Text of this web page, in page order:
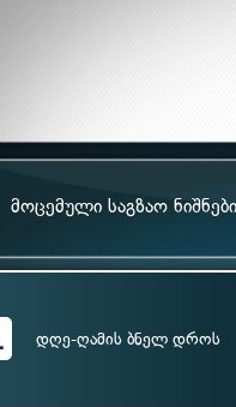
მოცემული საგზაო
დღე-ღამის ბნელ დროს